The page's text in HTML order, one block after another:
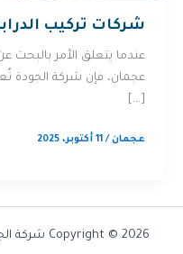
شركات تركيب
عندما يتعلق الأمر بالبحث
عجمان، فإن شركة الجودة
[…]
عجمان/11 أكتوبر، 2025
Copyright © 2026 شركة الجودة |تصميم وتطوير شركة